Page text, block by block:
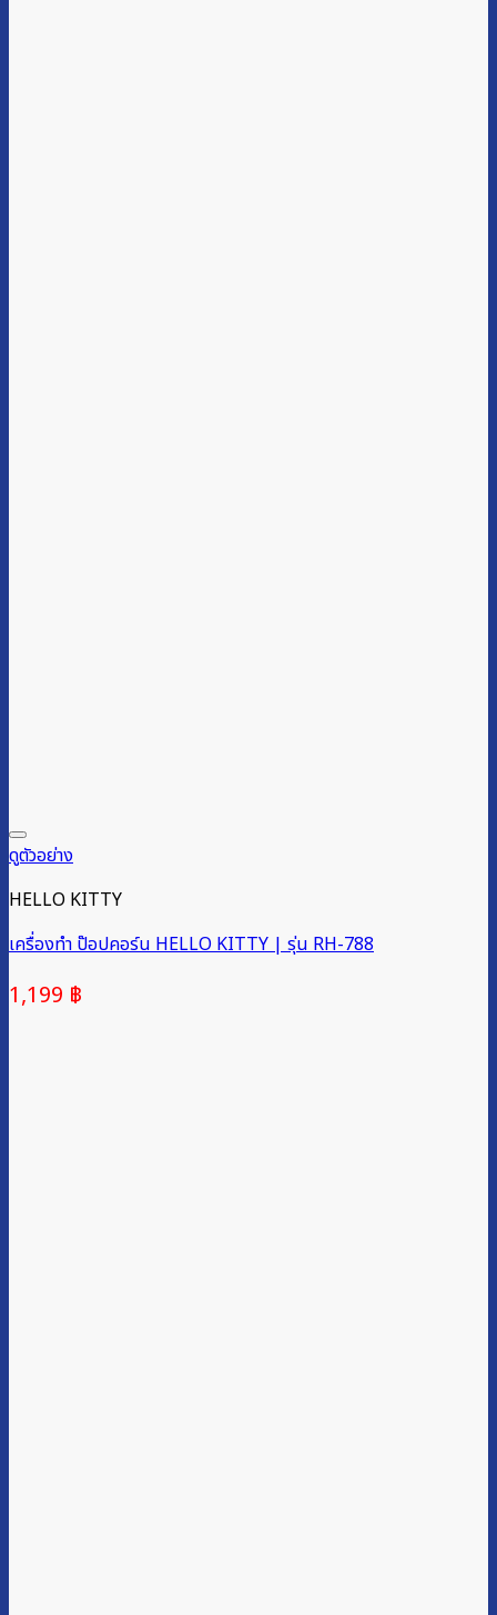
ดูตัวอย่าง
HELLO KITTY
เครื่องทำ ป๊อปคอร์น HELLO KITTY | รุ่น RH-788
1,199 ฿